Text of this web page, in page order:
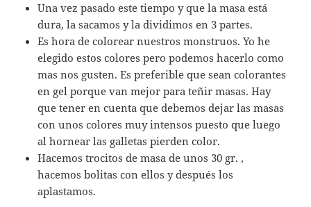
Una vez pasado este tiempo y que la masa está
dura, la sacamos y la dividimos en 3 partes.
Es hora de colorear nuestros monstruos. Yo he
elegido estos colores pero podemos hacerlo como
mas nos gusten. Es preferible que sean colorantes
en gel porque van mejor para teñir masas. Hay
que tener en cuenta que debemos dejar las masas
con unos colores muy intensos puesto que luego
al hornear las galletas pierden color.
Hacemos trocitos de masa de unos 30 gr. ,
hacemos bolitas con ellos y después los
aplastamos.